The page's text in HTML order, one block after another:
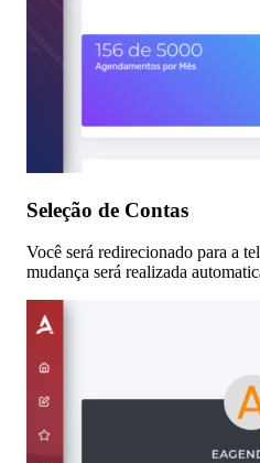
Seleção de Contas
Você será redirecionado para a
mudança será realizada